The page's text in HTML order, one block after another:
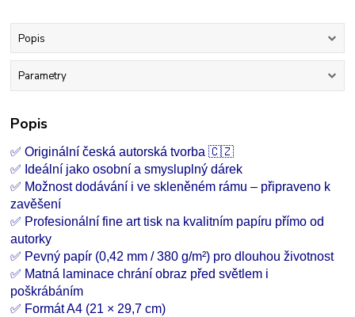
Popis
Parametry
Popis
✅ Originální česká autorská tvorba 🇨🇿
✅ Ideální jako osobní a smysluplný dárek
✅ Možnost dodávání i ve skleněném rámu – připraveno k
zavěšení
✅ Profesionální fine art tisk na kvalitním papíru přímo od
autorky
✅ Pevný papír (0,42 mm / 380 g/m²) pro dlouhou životnost
✅ Matná laminace chrání obraz před světlem i
poškrábáním
✅ Formát A4 (21 × 29,7 cm)